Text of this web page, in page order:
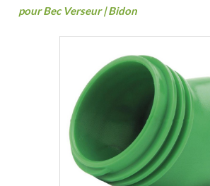
pour Bec Verseur | Bidon